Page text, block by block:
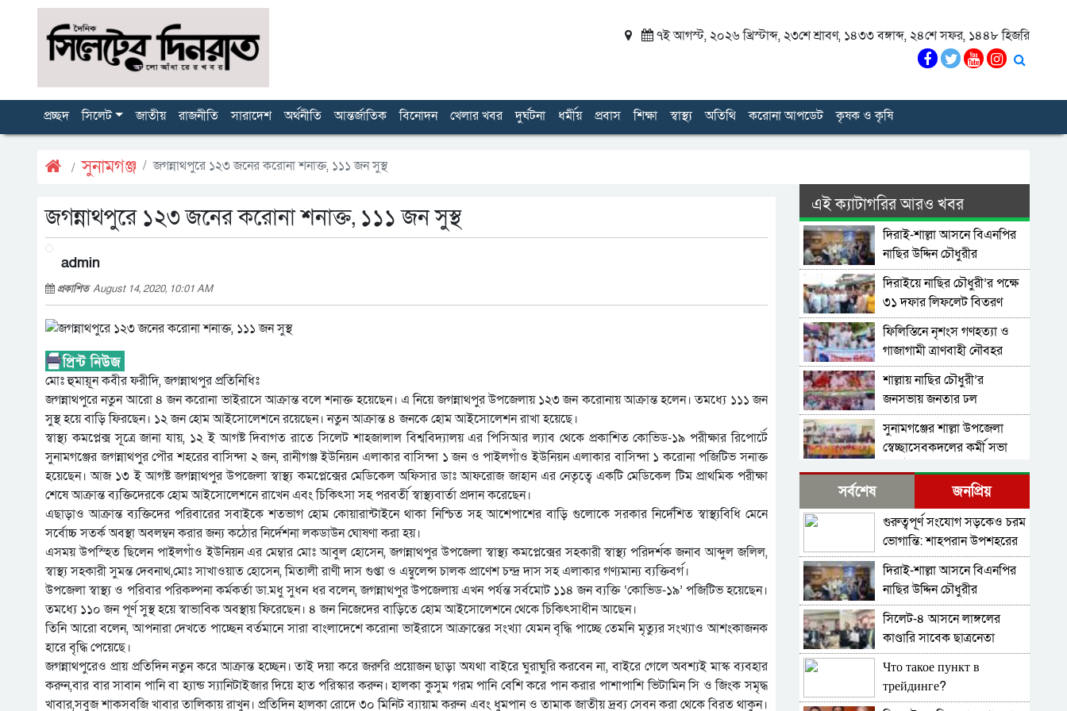
৭ই আগস্ট, ২০২৬ খ্রিস্টাব্দ, ২৩শে শ্রাবণ, ১৪৩৩ বঙ্গাব্দ, ২৪শে সফর, ১৪৪৮ হিজরি
প্রচ্ছদ সিলেট জাতীয় রাজনীতি সারাদেশ অর্থনীতি আন্তর্জাতিক বিনোদন খেলার খবর দুর্ঘটনা ধর্মীয় প্রবাস শিক্ষা স্বাস্থ্য অতিথি করোনা আপডেট কৃষক ও কৃষি
সুনামগঞ্জ জগন্নাথপুরে ১২৩ জনের করোনা শনাক্ত, ১১১ জন সুস্থ
জগন্নাথপুরে ১২৩ জনের করোনা শনাক্ত, ১১১ জন সুস্থ
admin
প্রকাশিতAugust 14, 2020, 10:01 AM
মোঃ হুমায়ূন কবীর ফরীদি, জগন্নাথপুর প্রতিনিধিঃ
জগন্নাথপুরে নতুন আরো ৪ জন করোনা ভাইরাসে আক্রান্ত বলে শনাক্ত হয়েছেন। এ নিয়ে জগন্নাথপুর উপজেলায় ১২৩ জন করোনায় আক্রান্ত হলেন। তমধ্যে ১১১ জন
সুস্থ হয়ে বাড়ি ফিরছেন। ১২ জন হোম আইসোলেশনে রয়েছেন। নতুন আক্রান্ত ৪ জনকে হোম আইসোলেশন রাখা হয়েছে।
স্বাস্থ্য কমপ্লেক্স সূত্রে জানা যায়, ১২ ই আগষ্ট দিবাগত রাতে সিলেট শাহজালাল বিশ্ববিদ্যালয় এর পিসিআর ল্যাব থেকে প্রকাশিত কোভিড-১৯ পরীক্ষার রিপোর্টে
সুনামগঞ্জের জগন্নাথপুর পৌর শহরের বাসিন্দা ২ জন, রানীগঞ্জ ইউনিয়ন এলাকার বাসিন্দা ১ জন ও পাইলগাঁও ইউনিয়ন এলাকার বাসিন্দা ১ করোনা পজিটিভ সনাক্ত
হয়েছেন। আজ ১৩ ই আগষ্ট জগন্নাথপুর উপজেলা স্বাস্থ্য কমপ্লেক্সের মেডিকেল অফিসার ডাঃ আফরোজ জাহান এর নেতৃত্বে একটি মেডিকেল টিম প্রাথমিক পরীক্ষা
শেষে আক্রান্ত ব্যক্তিদেরকে হোম আইসোলেশনে রাখেন এবং চিকিৎসা সহ পরবর্তী স্বাস্থ্যবার্তা প্রদান করেছেন।
এছাড়াও আক্রান্ত ব্যক্তিদের পরিবারের সবাইকে শতভাগ হোম কোয়ারান্টাইনে থাকা নিশ্চিত সহ আশেপাশের বাড়ি গুলোকে সরকার নির্দেশিত স্বাস্থ্যবিধি মেনে
সর্বোচ্চ সতর্ক অবস্থা অবলম্বন করার জন্য কঠোর নির্দেশনা লকডাউন ঘোষণা করা হয়।
এসময় উপস্হিত ছিলেন পাইলগাঁও ইউনিয়ন এর মেম্বার মোঃ আবুল হোসেন, জগন্নাথপুর উপজেলা স্বাস্থ্য কমপ্লেক্সের সহকারী স্বাস্থ্য পরিদর্শক জনাব আব্দুল জলিল,
স্বাস্থ্য সহকারী সুমন্ত দেবনাথ,মোঃ সাখাওয়াত হোসেন, মিতালী রাণী দাস গুপ্তা ও এম্বুলেন্স চালক প্রাণেশ চন্দ্র দাস সহ এলাকার গণ্যমান্য ব্যক্তিবর্গ।
উপজেলা স্বাস্থ্য ও পরিবার পরিকল্পনা কর্মকর্তা ডা.মধু সুধন ধর বলেন, জগন্নাথপুর উপজেলায় এখন পর্যন্ত সর্বমোট ১১৪ জন ব্যক্তি ‘কোভিড-১৯’ পজিটিভ হয়েছেন।
তমধ্যে ১১০ জন পূর্ণ সুস্থ হয়ে স্বাভাবিক অবস্থায় ফিরেছেন। ৪ জন নিজেদের বাড়িতে হোম আইসোলেশনে থেকে চিকিৎসাধীন আছেন।
তিনি আরো বলেন, আপনারা দেখতে পাচ্ছেন বর্তমানে সারা বাংলাদেশে করোনা ভাইরাসে আক্রান্তের সংখ্যা যেমন বৃদ্ধি পাচ্ছে তেমনি মৃত্যুর সংখ্যাও আশংকাজনক
হারে বৃদ্ধি পেয়েছে।
জগন্নাথপুরেও প্রায় প্রতিদিন নতুন করে আক্রান্ত হচ্ছেন। তাই দয়া করে জরুরি প্রয়োজন ছাড়া অযথা বাইরে ঘুরাঘুরি করবেন না, বাইরে গেলে অবশ্যই মাস্ক ব্যবহার
করুন,বার বার সাবান পানি বা হ্যান্ড স্যানিটাইজার দিয়ে হাত পরিস্কার করুন। হালকা কুসুম গরম পানি বেশি করে পান করার পাশাপাশি ভিটামিন সি ও জিংক সমৃদ্ধ
খাবার,সবুজ শাকসবজি খাবার তালিকায় রাখুন। প্রতিদিন হালকা রোদে ৩০ মিনিট ব্যায়াম করুন এবং ধুমপান ও তামাক জাতীয় দ্রব্য সেবন করা থেকে বিরত থাকুন।
এই ক্যাটাগরির আরও খবর
দিরাই-শাল্লা আসনে বিএনপির
নাছির উদ্দিন চৌধুরীর
মনোনয়নপত্র সংগ্রহ
দিরাইয়ে নাছির চৌধুরী’র পক্ষে
৩১ দফার লিফলেট বিতরণ
ফিলিস্তিনে নৃশংস গণহত্যা ও
গাজাগামী ত্রাণবাহী নৌবহর
আটকের প্রতিবাদে শাল্লায়
বিক্ষোভ মিছিল
শাল্লায় নাছির চৌধুরী’র
জনসভায় জনতার ঢল
সুনামগঞ্জের শাল্লা উপজেলা
স্বেচ্ছাসেবকদলের কর্মী সভা
দিরাইয়ে মাওলানা মুশতাক
গাজীনগরীর হত্যার প্রতিবাদে
বিক্ষোভ মিছিল ও সমাবেশ
অনুষ্ঠিত
শাল্লায় স্বেচ্চায় রক্তদানের ছোট
উদ্যোগ থেকে সুদৃঢ় মানবিক
নেটওয়ার্ক
শাল্লায় বিএনপির প্রতিষ্ঠাবার্ষিকী
পালিত
নাশকতার মামলায় বিএনপির
৫২ নেতাকর্মী আসামি,বিএনপি
সেক্রেটারী প্রার্থী সহোদর
আ,লীগ নেতা ওই মামলার প্রধান
সাক্ষী!
তাহিরপুরে ব্যবসায়ীর বিরুদ্ধে
মিথ্যা মামলা প্রতিকার চেয়ে
সর্বশেষ জনপ্রিয়
গুরুত্বপূর্ণ সংযোগ সড়কেও চরম
ভোগান্তি: শাহপরান উপশহরের
রাস্তাঘাট সংস্কারের দাবি
দিরাই-শাল্লা আসনে বিএনপির
নাছির উদ্দিন চৌধুরীর
মনোনয়নপত্র সংগ্রহ
সিলেট-৪ আসনে লাঙ্গলের
কাণ্ডারি সাবেক ছাত্রনেতা
মুজিবুর রহমান ডালিম
Что такое пункт в
трейдинге?